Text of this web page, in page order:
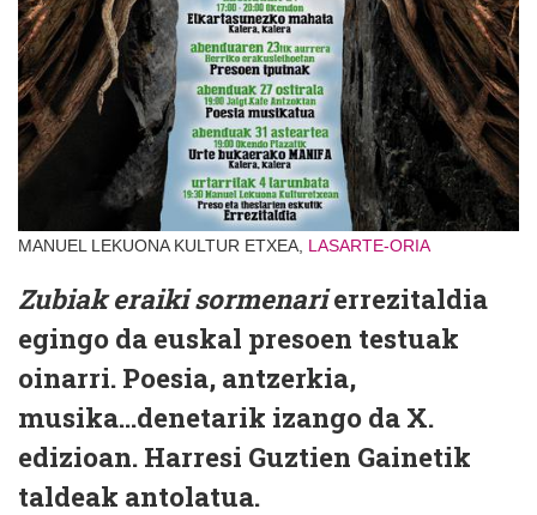
MANUEL LEKUONA KULTUR ETXEA, LASARTE-ORIA
Zubiak eraiki sormenarierrezitaldia
egingo da euskal presoen testuak
oinarri. Poesia, antzerkia,
musika...denetarik izango da X.
edizioan. Harresi Guztien Gainetik
taldeak antolatua.